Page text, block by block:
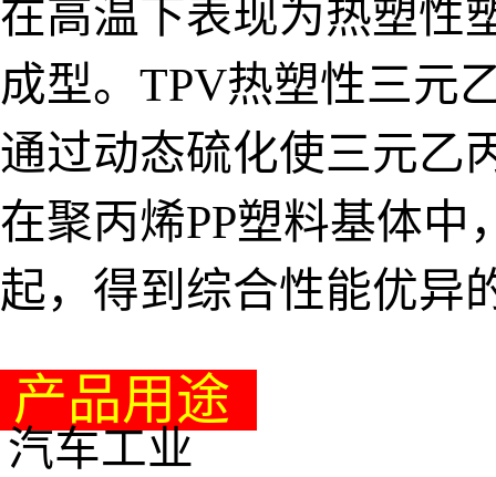
在高温下表现为热塑性
成型。TPV热塑性三元
通过动态硫化使三元乙
在聚丙烯PP塑料基体
起，得到综合性能优异
产品用途
汽车工业